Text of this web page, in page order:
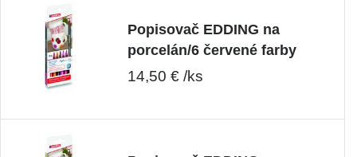
Popisovač EDDING na
porcelán/6 červené farby
14,50 € /ks